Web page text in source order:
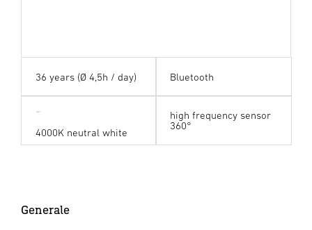
36 years (Ø 4,5h / day) Bluetooth
4000K neutral white
high frequency sensor
360°
Generale